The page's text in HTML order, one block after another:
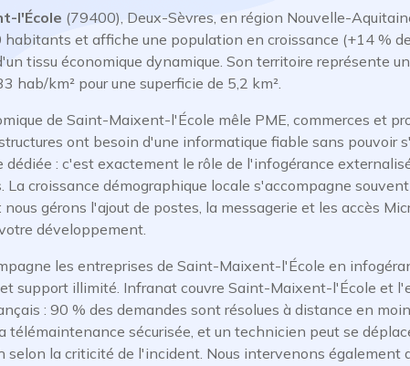
l'École (79400), Deux-Sèvres, en région Nouvelle-
et affiche une population en croissance (+14 %
tissu économique dynamique. Son territoire représente
hab/km² pour une superficie de 5,2 km².
de Saint-Maixent-l'École mêle PME, commerces et
ont besoin d'une informatique fiable sans pouvoir
dédiée : c'est exactement le rôle de l'infogérance
La croissance démographique locale s'accompagne
nous gérons l'ajout de postes, la messagerie et les accès
développement.
les entreprises de Saint-Maixent-l'École en
support illimité. Infranat couvre Saint-Maixent-l'École et
: 90 % des demandes sont résolues à distance en
télémaintenance sécurisée, et un technicien peut se
selon la criticité de l'incident. Nous intervenons également